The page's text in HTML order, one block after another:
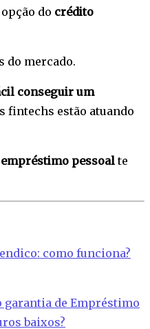
do crédito
do mercado.
conseguir um
fintechs estão atuando
empréstimo pessoalte
como funciona?
garantia de Empréstimo
baixos?